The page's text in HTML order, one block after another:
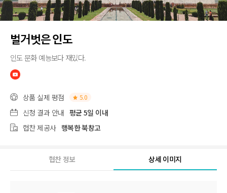
벌거벗은 인도
인도 문화 예능보다 재밌다.
상품 실제 평점 5.0
신청 결과 안내 평균 5일 이내
협찬 제공사 행복한 북창고
협찬 정보 상세 이미지